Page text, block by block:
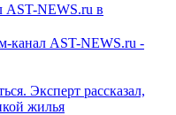
AST-NEWS.ru в
канал AST-NEWS.ru -